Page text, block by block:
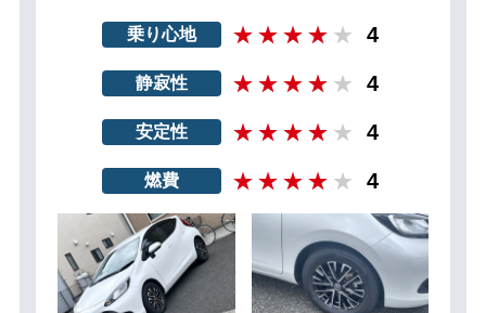
乗り心地 4
静寂性 4
安定性 4
燃費 4